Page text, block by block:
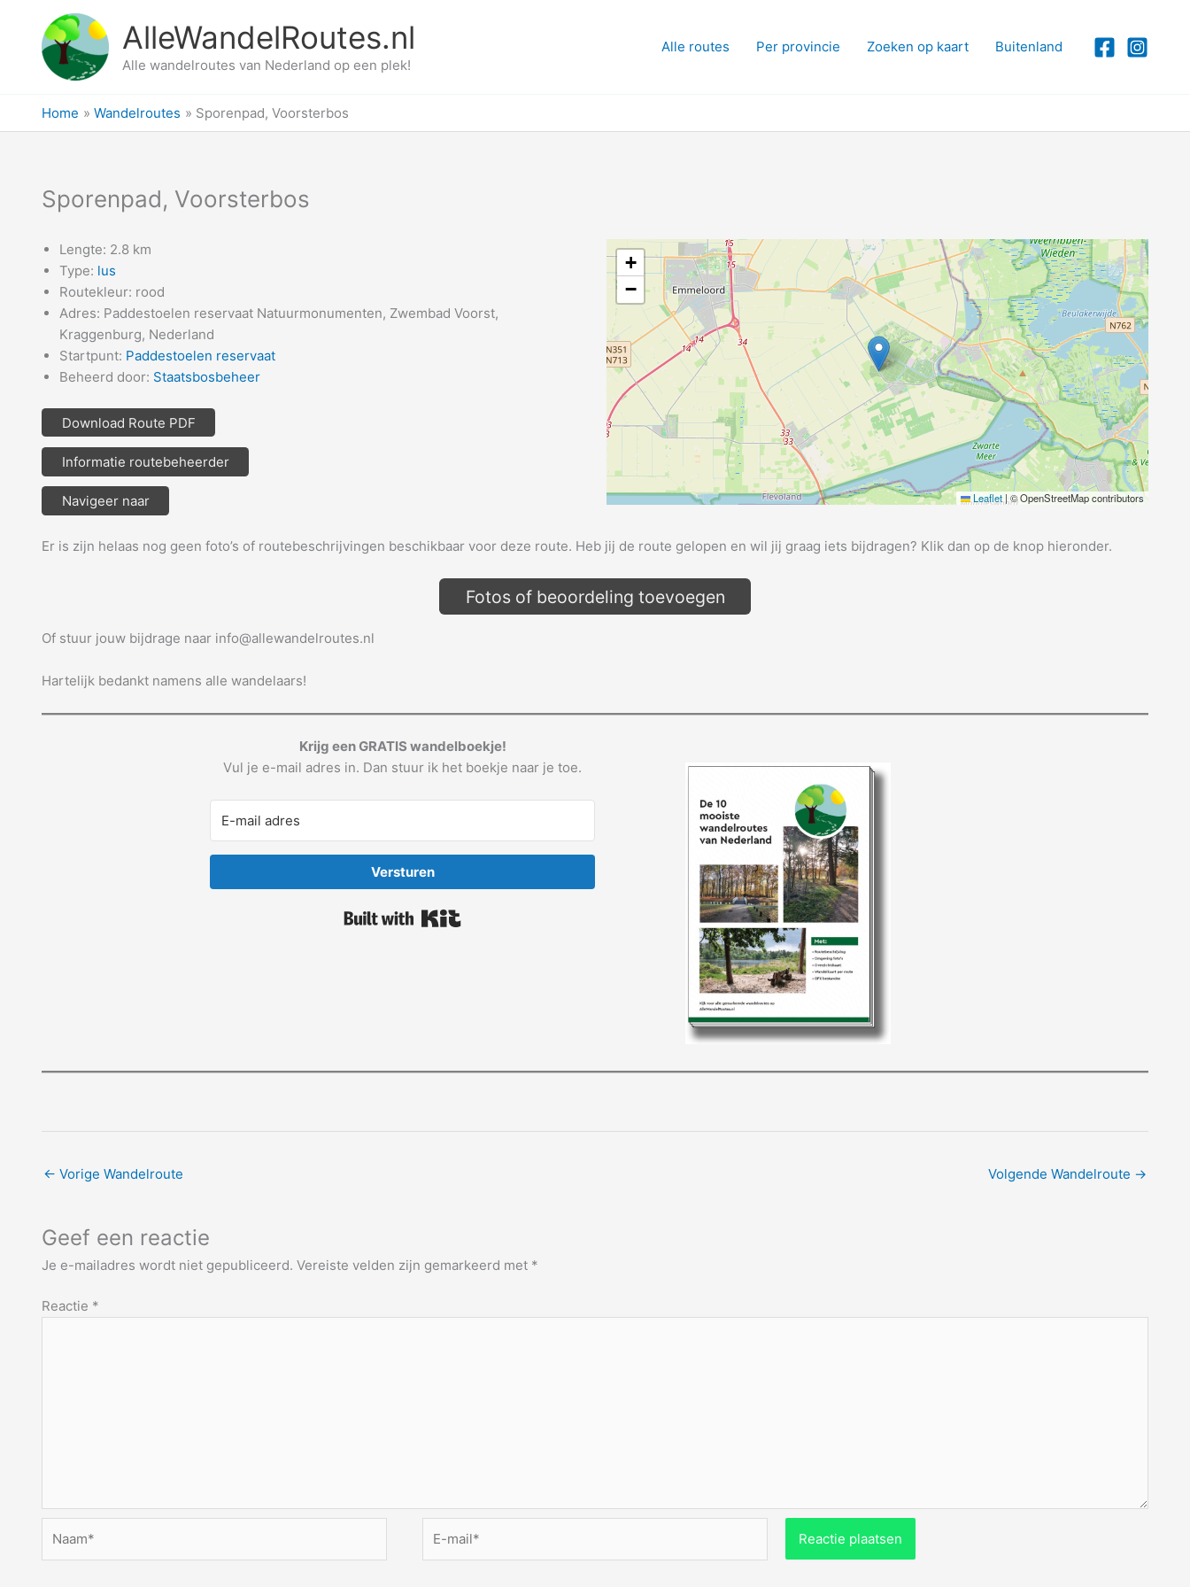
AlleWandelRoutes.nl
Alle wandelroutes van Nederland op een plek!
Alle routes Per provincie Zoeken op kaart Buitenland
Home Wandelroutes Sporenpad, Voorsterbos
Sporenpad, Voorsterbos
Lengte: 2.8 km
Type: lus
Routekleur: rood
Adres: Paddestoelen reservaat Natuurmonumenten, Zwembad Voorst,
Kraggenburg, Nederland
Startpunt: Paddestoelen reservaat
Beheerd door: Staatsbosbeheer
Download Route PDF
Informatie routebeheerder
Navigeer naar
+
−
Leaflet | © OpenStreetMap contributors
Er is zijn helaas nog geen foto’s of routebeschrijvingen beschikbaar voor deze route. Heb jij de route gelopen en wil jij graag iets bijdragen? Klik dan op de knop hieronder.
Fotos of beoordeling toevoegen
Of stuur jouw bijdrage naar info@allewandelroutes.nl
Hartelijk bedankt namens alle wandelaars!
Krijg een GRATIS wandelboekje!
Vul je e-mail adres in. Dan stuur ik het boekje naar je toe.
Versturen
← Vorige Wandelroute Volgende Wandelroute →
Geef een reactie
Je e-mailadres wordt niet gepubliceerd. Vereiste velden zijn gemarkeerd met *
Reactie *
mail*